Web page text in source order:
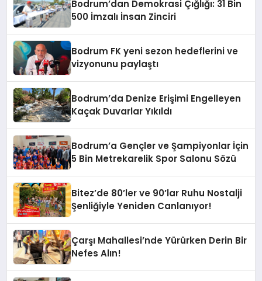
Bodrum’dan Demokrasi Çığlığı: 31 Bin
500 İmzalı İnsan Zinciri
Bodrum FK yeni sezon hedeflerini ve
vizyonunu paylaştı
Bodrum’da Denize Erişimi Engelleyen
Kaçak Duvarlar Yıkıldı
Bodrum’a Gençler ve Şampiyonlar İçin
5 Bin Metrekarelik Spor Salonu Sözü
Bitez’de 80’ler ve 90’lar Ruhu Nostalji
Şenliğiyle Yeniden Canlanıyor!
Çarşı Mahallesi’nde Yürürken Derin Bir
Nefes Alın!